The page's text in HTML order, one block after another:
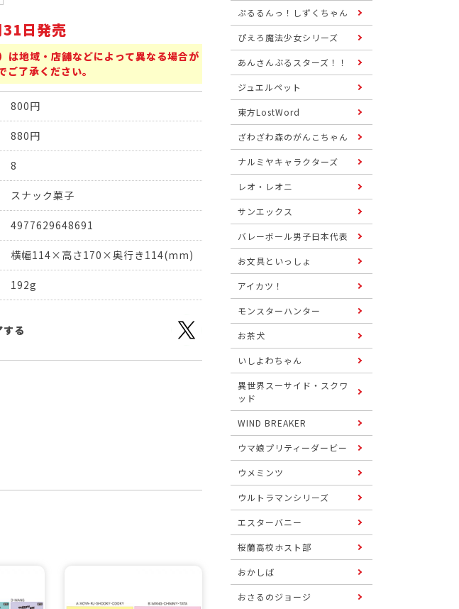
日発売
は地域・店舗などによって異なる場合が
ご了承ください。
800円
880円
8
スナック菓子
4977629648691
横幅114×高さ170×奥行き114(mm)
192g
する
ぷるるんっ！しずくちゃん
ぴえろ魔法少女シリーズ
あんさんぶるスターズ！！
ジュエルペット
東方LostWord
ざわざわ森のがんこちゃん
ナルミヤキャラクターズ
レオ・レオニ
サンエックス
バレーボール男子日本代表
お文具といっしょ
アイカツ！
モンスターハンター
お茶犬
いしよわちゃん
異世界スーサイド・スクワ
ッド
WIND BREAKER
ウマ娘プリティーダービー
ウメミンツ
ウルトラマンシリーズ
エスターバニー
桜蘭高校ホスト部
おかしば
おさるのジョージ